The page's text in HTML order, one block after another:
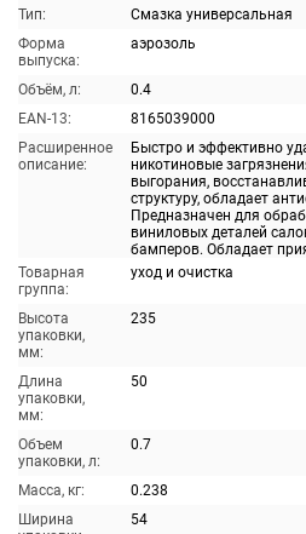
Тип:
Смазка универсальная
Форма
выпуска:
аэрозоль
Объём, л:
0.4
EAN-13:
8165039000
Расширенное
описание:
Быстро и эффективно
никотиновые
выгорания,
структуру, обладает
Предназначен для
виниловых деталей
бамперов. Обладает
Товарная
группа:
уход и очистка
Высота
упаковки,
мм:
235
Длина
упаковки,
мм:
50
Объем
упаковки, л:
0.7
Масса, кг:
0.238
Ширина
54